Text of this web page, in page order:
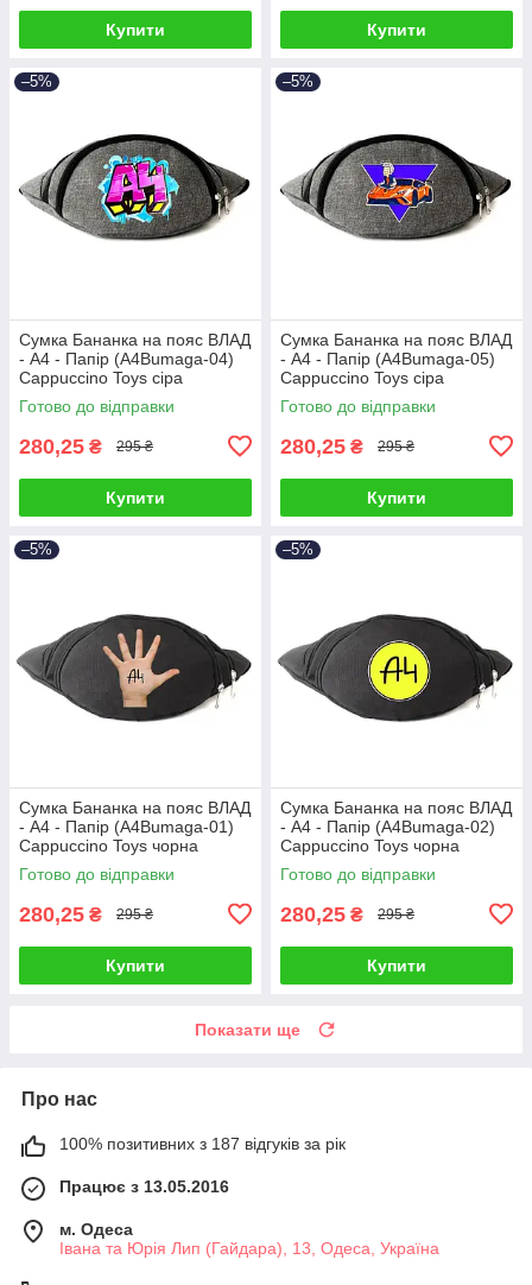
Купити Купити
–5%
Сумка Бананка на пояс ВЛАД
- А4 - Папір (A4Bumaga-04)
Cappuccino Toys сіра
Готово до відправки
280,25 ₴ 295 ₴
Купити
–5%
Сумка Бананка на пояс ВЛАД
- А4 - Папір (A4Bumaga-05)
Cappuccino Toys сіра
Готово до відправки
280,25 ₴ 295 ₴
Купити
–5%
Сумка Бананка на пояс ВЛАД
- А4 - Папір (A4Bumaga-01)
Cappuccino Toys чорна
Готово до відправки
280,25 ₴ 295 ₴
Купити
–5%
Сумка Бананка на пояс ВЛАД
- А4 - Папір (A4Bumaga-02)
Cappuccino Toys чорна
Готово до відправки
280,25 ₴ 295 ₴
Купити
Показати ще
Про нас
100% позитивних з 187 відгуків за рік
Працює з 13.05.2016
м. Одеса
Івана та Юрія Лип (Гайдара), 13, Одеса, Україна